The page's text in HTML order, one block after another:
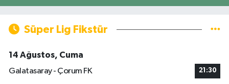
Süper Lig Fikstür
14 Ağustos, Cuma
Galatasaray - Çorum FK
21:30